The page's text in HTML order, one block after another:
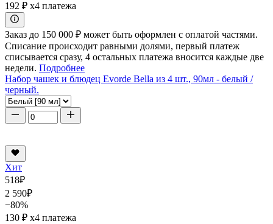
192 ₽ x4 платежа
Заказ до 150 000 ₽ может быть оформлен с оплатой частями.
Списание происходит равными долями, первый платеж
списывается сразу, 4 остальных платежа вносится каждые две
недели. Подробнее
Набор чашек и блюдец Evorde Bella из 4 шт., 90мл - белый /
черный.
Хит
518₽
2 590₽
−80%
130 ₽ x4 платежа